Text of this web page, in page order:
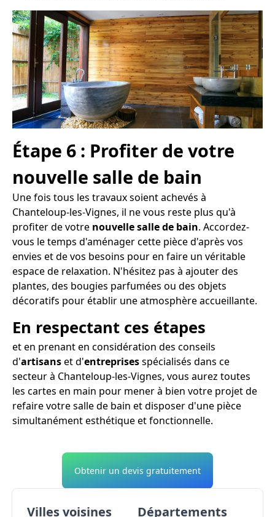
Étape 6 : Profiter de votre
nouvelle salle de bain
Une fois tous les travaux soient achevés à
Chanteloup-les-Vignes, il ne vous reste plus qu'à
profiter de votre nouvelle salle de bain. Accordez-
vous le temps d'aménager cette pièce d'après vos
envies et de vos besoins pour en faire un véritable
espace de relaxation. N'hésitez pas à ajouter des
plantes, des bougies parfumées ou des objets
décoratifs pour établir une atmosphère accueillante.
En respectant ces étapes
et en prenant en considération des conseils
d'artisanset d'entreprisesspécialisés dans ce
secteur à Chanteloup-les-Vignes, vous aurez toutes
les cartes en main pour mener à bien votre projet de
refaire votre salle de bain et disposer d'une pièce
simultanément esthétique et fonctionnelle.
Obtenir un devis gratuitement
Villes voisines Départements